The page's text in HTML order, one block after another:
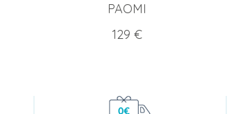
PAOMI
Prix
129 €